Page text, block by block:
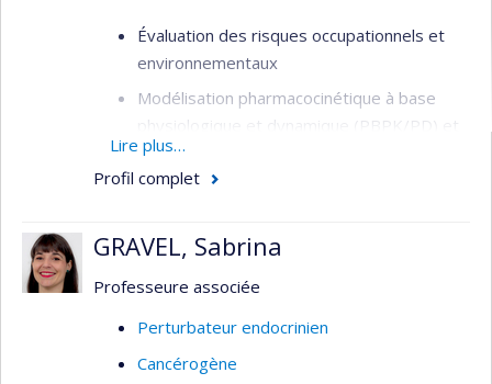
Évaluation des risques occupationnels et
environnementaux
Modélisation pharmacocinétique à base
physiologique et dynamique (PBPK/PD) et
cellulaire
Études sur les modes d’action des
Toxicologie des nanoparticules
(nanotoxicologie et nanosécurité)
Lire plus…
Profil complet
GRAVEL, Sabrina
Professeure associée
Perturbateur endocrinien
Cancérogène